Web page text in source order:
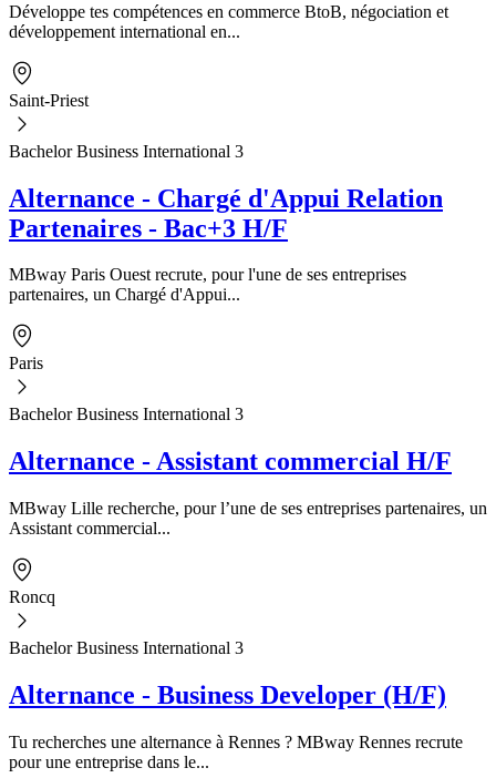
Développe tes compétences en commerce BtoB, négociation et
développement international en...
Saint-Priest
Bachelor Business International 3
Alternance - Chargé d'Appui Relation
Partenaires - Bac+3 H/F
MBway Paris Ouest recrute, pour l'une de ses entreprises
partenaires, un Chargé d'Appui...
Paris
Bachelor Business International 3
Alternance - Assistant commercial H/F
MBway Lille recherche, pour l’une de ses entreprises partenaires, un
Assistant commercial...
Roncq
Bachelor Business International 3
Alternance - Business Developer (H/F)
Tu recherches une alternance à Rennes ? MBway Rennes recrute
pour une entreprise dans le...